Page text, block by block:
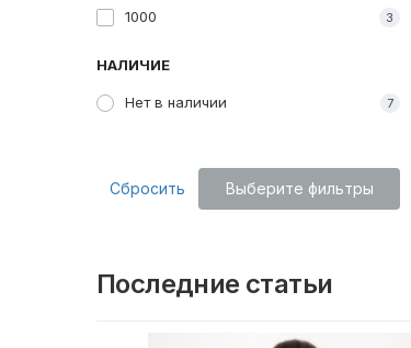
1000 3
НАЛИЧИЕ
Нет в наличии 7
Сбросить Выберите фильтры
Последние статьи